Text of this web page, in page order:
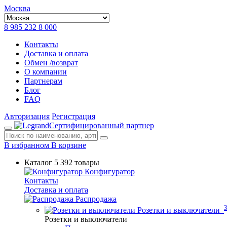
Москва
8 985 232 8 000
Контакты
Доставка и оплата
Обмен /возврат
О компании
Партнерам
Блог
FAQ
Авторизация Регистрация
Сертифицированный партнер
В избранном В корзине
Каталог 5 392 товары
Конфигуратор
Контакты
Доставка и оплата
Распродажа
Розетки и выключатели
Розетки и выключатели